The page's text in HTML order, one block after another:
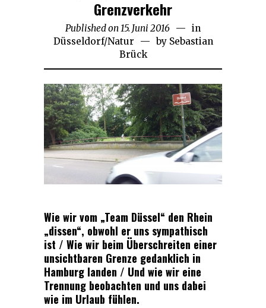
Grenzverkehr
Published on15. Juni 2016 27.
Januar
in
Düsseldorf/Natur by Sebastian
Brück
Wie wir vom „Team Düssel“ den Rhein
„dissen“, obwohl er uns sympathisch
ist / Wie wir beim Überschreiten einer
unsichtbaren Grenze gedanklich in
Hamburg landen / Und wie wir eine
Trennung beobachten und uns dabei
wie im Urlaub fühlen.